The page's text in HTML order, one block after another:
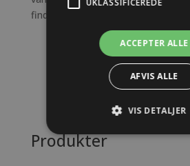
finder det system, der matcher dine
Produkter
UKLASSIFICEREDE
ACCEPTER ALLE
AFVIS ALLE
VIS DETALJER